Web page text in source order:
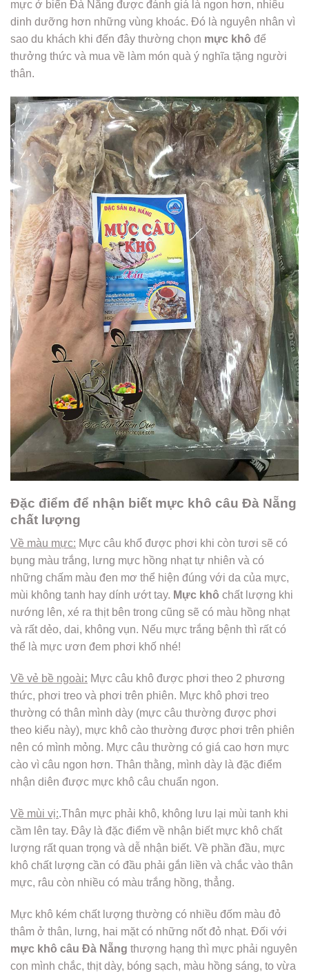
mực ở biển Đà Nẵng được đánh giá là ngon hơn, nhiêu
dinh dưỡng hơn những vùng khoác. Đó là nguyên nhân vì
sao du khách khi đến đây thường chọn mực khô để
thưởng thức và mua về làm món quà ý nghĩa tặng người
thân.
Đặc điểm để nhận biết mực khô câu Đà Nẵng
chất lượng
Về màu mực: Mực câu khổ được phơi khi còn tươi sẽ có
bụng màu trắng, lưng mực hồng nhạt tự nhiên và có
những chấm màu đen mơ thể hiện đúng với da của mực,
mùi không tanh hay dính ướt tay. Mực khô chất lượng khi
nướng lên, xé ra thịt bên trong cũng sẽ có màu hồng nhạt
và rất dẻo, dai, không vụn. Nếu mực trắng bệnh thì rất có
thể là mực ươn đem phơi khố nhé!
Về vẻ bề ngoài: Mực câu khô được phơi theo 2 phương
thức, phơi treo và phơi trên phiên. Mực khô phơi treo
thường có thân mình dày (mực câu thường được phơi
theo kiểu này), mực khô cào thường được phơi trên phiên
nên có mình mỏng. Mực câu thường có giá cao hơn mực
cào vì câu ngon hơn. Thân thằng, mình dày là đặc điểm
nhận diên được mực khô câu chuẩn ngon.
Về mùi vị:.Thân mực phải khô, không lưu lại mùi tanh khi
cầm lên tay. Đây là đặc điểm về nhận biết mực khô chất
lượng rất quan trọng và dễ nhận biết. Về phần đầu, mực
khô chất lượng cần có đầu phải gắn liền và chắc vào thân
mực, râu còn nhiều có màu trắng hồng, thẳng.
Mực khô kém chất lượng thường có nhiều đốm màu đỏ
thâm ở thân, lưng, hai mặt có những nốt đỏ nhạt. Đối với
mực khô câu Đà Nẵng thượng hạng thì mực phải nguyên
con mình chắc, thịt dày, bóng sạch, màu hồng sáng, to vừa